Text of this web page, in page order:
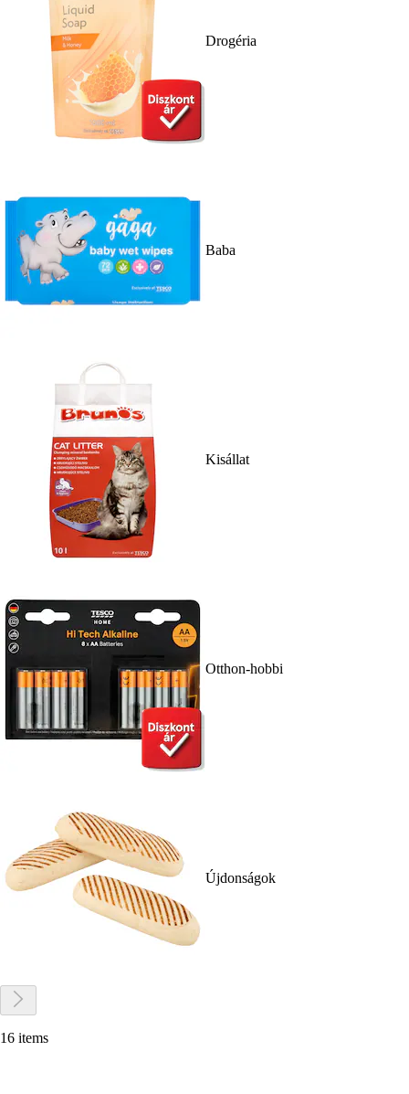
Drogéria
Baba
Kisállat
Otthon-hobbi
Újdonságok
16 items